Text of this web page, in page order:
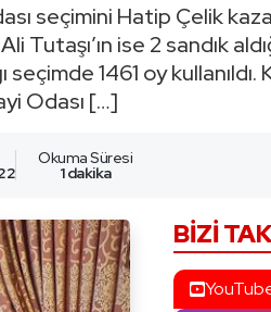
seçimini Hatip Çelik
Tutaşı’ın ise 2 sandık
1461 oy kullanıldı.
Odası […]
Okuma Süresi
1 dakika
BIZI